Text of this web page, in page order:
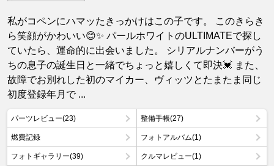
私がコペンにハマッたきっかけはこの子です。 このきらき
ら笑顔がかわいい😊✨ パールホワイトのULTIMATEで探し
ていたら、運命的に出会いました。 シリアルナンバーがう
ちの息子の誕生日と一緒でちょっと嬉しくて即決💓 また、
故障でお別れした初のマイカー、ヴィッツとたまたま同じ
初度登録年月で ...
パーツレビュー(23) 整備手帳(27)
燃費記録 フォトアルバム(1)
フォトギャラリー(39) クルマレビュー(1)